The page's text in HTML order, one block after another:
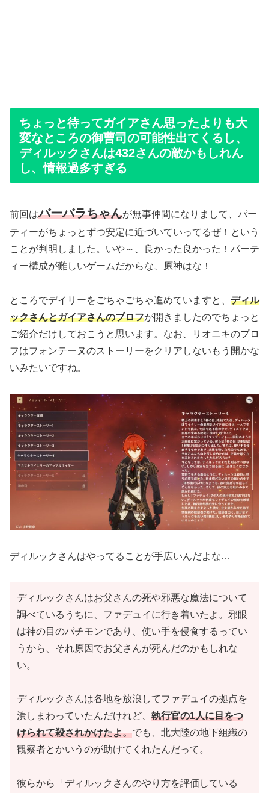
ちょっと待ってガイアさん思ったよりも大
変なところの御曹司の可能性出てくるし、
ディルックさんは432さんの敵かもしれん
し、情報過多すぎる
前回はバーバラちゃんが無事仲間になりまして、パー
ティーがちょっとずつ安定に近づいていってるぜ！という
ことが判明しました。いや～、良かった良かった！パーテ
ィー構成が難しいゲームだからな、原神はな！
ところでデイリーをごちゃごちゃ進めていますと、 ディル
ックさんとガイアさんのプロフが開きましたのでちょっと
ご紹介だけしておこうと思います。なお、リオニキのプロ
フはフォンテーヌのストーリーをクリアしないもう開かな
いみたいですね。
ディルックさんはやってることが手広いんだよな…
ディルックさんはお父さんの死や邪悪な魔法について
調べているうちに、ファデュイに行き着いたよ。邪眼
は神の目のパチモンであり、使い手を侵食するってい
うから、それ原因でお父さんが死んだのかもしれな
い。
ディルックさんは各地を放浪してファデュイの拠点を
潰しまわっていたんだけれど、 執行官の1人に目をつ
けられて殺されかけたよ。でも、北大陸の地下組織の
観察者とかいうのが助けてくれたんだって。
彼らから「ディルックさんのやり方を評価している